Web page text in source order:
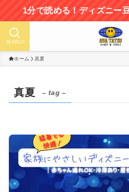
1分で読める！ディズニー豆
SEARCH
ホーム 真夏
真夏 – tag –